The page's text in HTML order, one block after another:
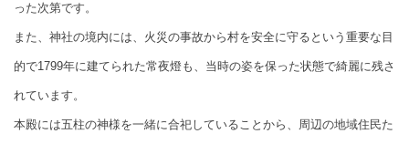
った次第です。
また、神社の境内には、火災の事故から村を安全に守るという重要な目
的で1799年に建てられた常夜燈も、当時の姿を保った状態で綺麗に残さ
れています。
本殿には五柱の神様を一緒に合祀していることから、周辺の地域住民た